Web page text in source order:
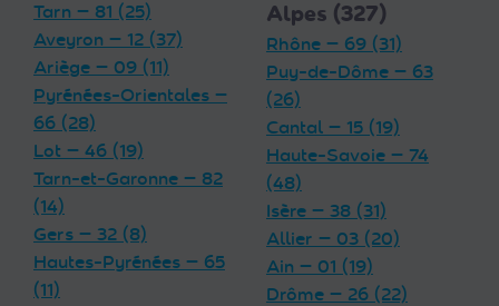
Tarn — 81 (25)
Aveyron — 12 (37)
Ariège — 09 (11)
Pyrénées-Orientales —
66 (28)
Lot — 46 (19)
Tarn-et-Garonne — 82
(14)
Gers — 32 (8)
Hautes-Pyrénées — 65
(11)
Alpes (327)
Rhône — 69 (31)
Puy-de-Dôme — 63
(26)
Cantal — 15 (19)
Haute-Savoie — 74
(48)
Isère — 38 (31)
Allier — 03 (20)
Ain — 01 (19)
Drôme — 26 (22)